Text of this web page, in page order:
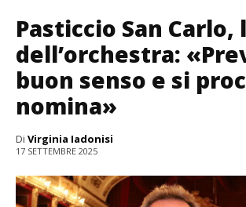
Pasticcio San Carlo,
dell’orchestra:
buon senso e si
nomina»
Di Virginia Iadonisi
17 SETTEMBRE 2025